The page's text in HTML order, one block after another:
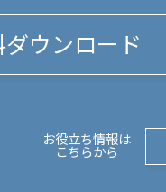
ダウンロード
お役立ち情報は
こちらから